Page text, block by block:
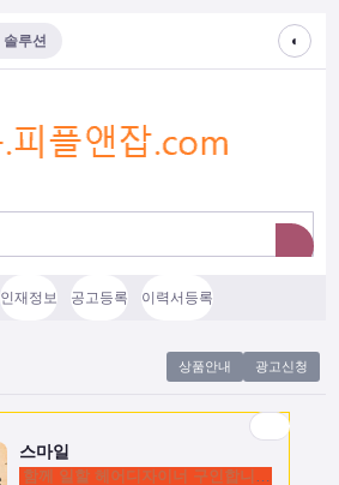
솔루션 ◐
인재정보 공고등록 이력서등록
상품안내 광고신청
헤어디자이너, 준 디자이너
스마일
함께 일할 헤어디자이너 구인합니다.